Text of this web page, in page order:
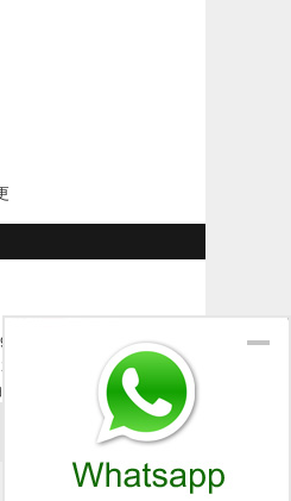
9028
3737
電話: 2525 3600